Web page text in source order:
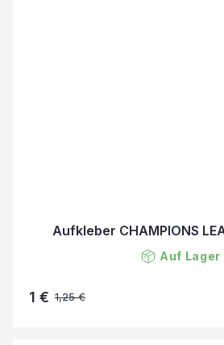
Aufkleber CHAMPIONS
Auf Lager
1,25 €
1 €